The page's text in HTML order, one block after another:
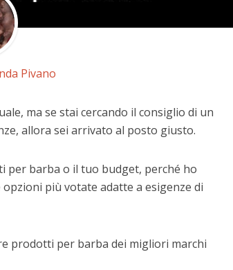
Pivano
ma se stai cercando il consiglio di un
allora sei arrivato al posto giusto.
per barba o il tuo budget, perché ho
più votate adatte a esigenze di
prodotti per barba dei migliori marchi